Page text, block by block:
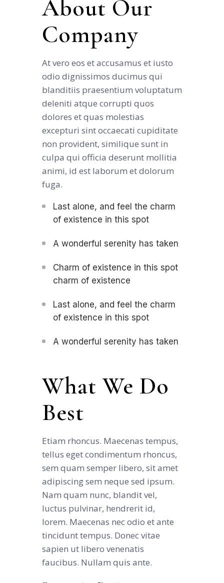
About Our
Company
At vero eos et accusamus et iusto
odio dignissimos ducimus qui
blanditiis praesentium voluptatum
deleniti atque corrupti quos
dolores et quas molestias
excepturi sint occaecati cupiditate
non provident, similique sunt in
culpa qui officia deserunt mollitia
animi, id est laborum et dolorum
fuga.
Last alone, and feel the charm
of existence in this spot
A wonderful serenity has taken
Charm of existence in this spot
charm of existence
Last alone, and feel the charm
of existence in this spot
A wonderful serenity has taken
What We Do
Best
Etiam rhoncus. Maecenas tempus,
tellus eget condimentum rhoncus,
sem quam semper libero, sit amet
adipiscing sem neque sed ipsum.
Nam quam nunc, blandit vel,
luctus pulvinar, hendrerit id,
lorem. Maecenas nec odio et ante
tincidunt tempus. Donec vitae
sapien ut libero venenatis
faucibus. Nullam quis ante.